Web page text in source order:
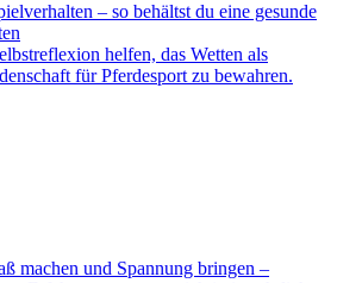
– so behältst du eine gesunde
helfen, das Wetten als
für Pferdesport zu bewahren.
machen und Spannung bringen –